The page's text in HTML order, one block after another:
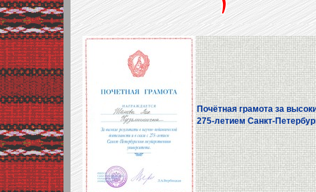
Почётная грамота за
275-летием Санкт-